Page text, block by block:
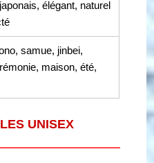
élégant, naturel
samue, jinbei,
maison, été,
UNISEX